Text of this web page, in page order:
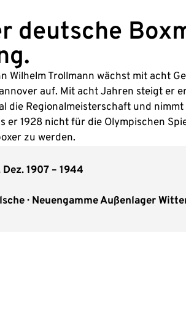
deutsche
Wilhelm Trollmann wächst mit acht
auf. Mit acht Jahren steigt er
die Regionalmeisterschaft und
er 1928 nicht für die Olympischen
zu werden.
Dez. 1907 – 1944
∙ Neuengamme Außenlager